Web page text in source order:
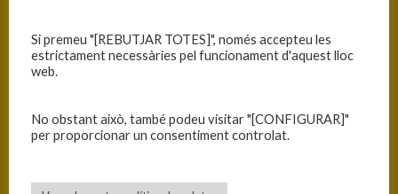
Albia de Castro 5, 26003 Logroño, Espanya
Si premeu "[REBUTJAR TOTES]", només accepteu les
estrictament necessàries pel funcionament d'aquest lloc
web.
No obstant això, també podeu visitar "[CONFIGURAR]"
per proporcionar un consentiment controlat.